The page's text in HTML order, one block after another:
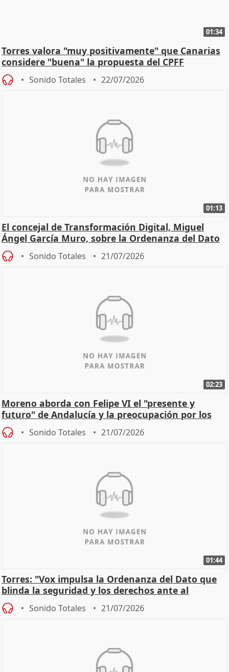
01:34
Torres valora "muy positivamente" que Canarias
considere "buena" la propuesta del CPFF
Sonido Totales 22/07/2026
01:13
El concejal de Transformación Digital, Miguel
Ángel García Muro, sobre la Ordenanza del Dato
Sonido Totales 21/07/2026
02:23
Moreno aborda con Felipe VI el "presente y
futuro" de Andalucía y la preocupación por los
incendios
Sonido Totales 21/07/2026
01:44
Torres: "Vox impulsa la Ordenanza del Dato que
blinda la seguridad y los derechos ante al
control"
Sonido Totales 21/07/2026